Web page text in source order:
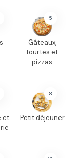
5
Gâteaux,
tourtes et
pizzas
et
8
Petit déjeuner